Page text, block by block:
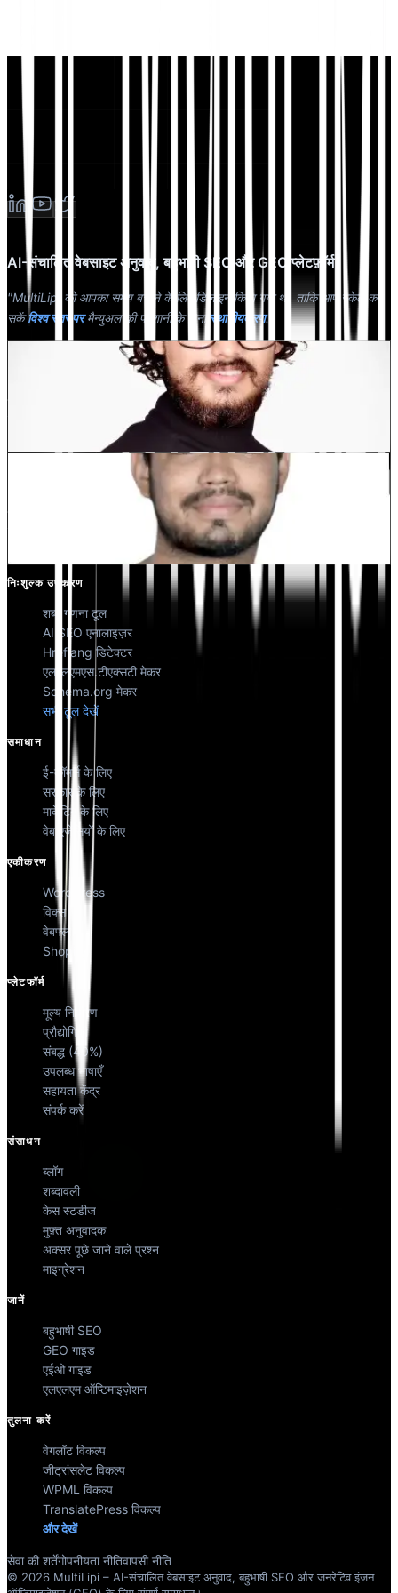
AI-संचालित वेबसाइट अनुवाद, बहुभाषी SEO और GEO प्लेटफ़ॉर्म
"MultiLipi को आपका समय बचाने के लिए डिज़ाइन किया गया था, ताकि आप स्केल कर
सकेंविश्व स्तर परमैन्युअल की परेशानी के बिना स्थानीयकरण."
निःशुल्क उपकरण
शब्द गणना टूल
AI SEO एनालाइज़र
Hreflang डिटेक्टर
एलएलएमएस.टीएक्सटी मेकर
Schema.org मेकर
सभी टूल देखें
समाधान
ई-कॉमर्स के लिए
सरकार के लिए
मार्केटिंग के लिए
वेब एजेंसियों के लिए
एकीकरण
WordPress
विक्स
वेबफ्लो
Shopify
प्लेटफॉर्म
मूल्य निर्धारण
प्रौद्योगिकी
संबद्ध (40%)
उपलब्ध भाषाएँ
सहायता केंद्र
संपर्क करें
संसाधन
ब्लॉग
शब्दावली
केस स्टडीज
मुफ़्त अनुवादक
अक्सर पूछे जाने वाले प्रश्न
माइग्रेशन
जानें
बहुभाषी SEO
GEO गाइड
एईओ गाइड
एलएलएम ऑप्टिमाइज़ेशन
तुलना करें
वेगलॉट विकल्प
जीट्रांसलेट विकल्प
WPML विकल्प
TranslatePress विकल्प
और देखें
सेवा की शर्तेंगोपनीयता नीतिवापसी नीति
© 2026 MultiLipi – AI-संचालित वेबसाइट अनुवाद, बहुभाषी SEO और जनरेटिव इंजन